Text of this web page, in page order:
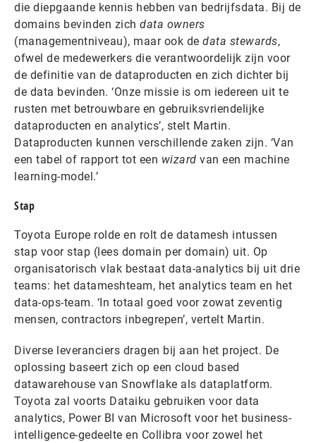
die diepgaande kennis hebben van bedrijfsdata. Bij de
domains bevinden zich data owners
(managementniveau), maar ook de data stewards,
ofwel de medewerkers die verantwoordelijk zijn voor
de definitie van de dataproducten en zich dichter bij
de data bevinden. ‘Onze missie is om iedereen uit te
rusten met betrouwbare en gebruiksvriendelijke
dataproducten en analytics’, stelt Martin.
Dataproducten kunnen verschillende zaken zijn. ‘Van
een tabel of rapport tot een wizard van een machine
learning-model.’
Stap
Toyota Europe rolde en rolt de datamesh intussen
stap voor stap (lees domain per domain) uit. Op
organisatorisch vlak bestaat data-analytics bij uit drie
teams: het datameshteam, het analytics team en het
data-ops-team. ‘In totaal goed voor zowat zeventig
mensen, contractors inbegrepen’, vertelt Martin.
Diverse leveranciers dragen bij aan het project. De
oplossing baseert zich op een cloud based
datawarehouse van Snowflake als dataplatform.
Toyota zal voorts Dataiku gebruiken voor data
analytics, Power BI van Microsoft voor het business-
intelligence-gedeelte en Collibra voor zowel het